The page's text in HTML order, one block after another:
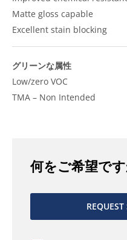
Matte gloss capable
Excellent stain blocking
グリーンな属性
Low/zero VOC
TMA – Non Intended
何をご希望で